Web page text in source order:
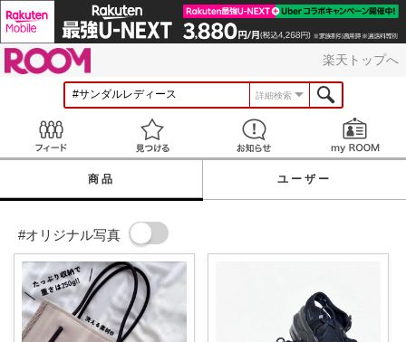
楽天トップへ
詳細検索
見つける お知らせ
商品 ユーザー
#オリジナル写真